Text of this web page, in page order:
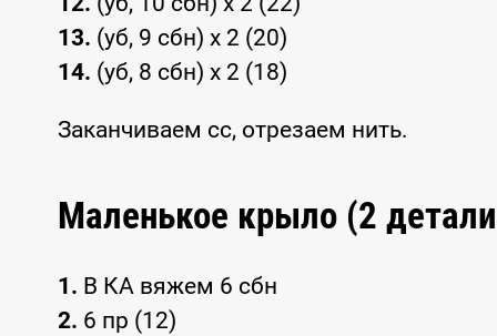
13. (уб, 9 сбн) x 2 (20)
14. (уб, 8 сбн) x 2 (18)
Заканчиваем сс, отрезаем нить.
Маленькое крыло (2
1. В КА вяжем 6 сбн
2. 6 пр (12)